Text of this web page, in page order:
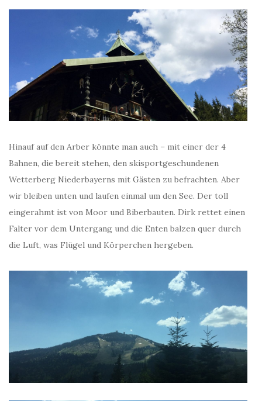
Hinauf auf den Arber könnte man auch – mit einer der 4
Bahnen, die bereit stehen, den skisportgeschundenen
Wetterberg Niederbayerns mit Gästen zu befrachten. Aber
wir bleiben unten und laufen einmal um den See. Der toll
eingerahmt ist von Moor und Biberbauten. Dirk rettet einen
Falter vor dem Untergang und die Enten balzen quer durch
die Luft, was Flügel und Körperchen hergeben.